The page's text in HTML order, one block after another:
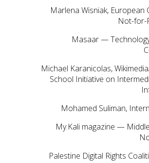
Marlena Wisniak, European
Not-for-
Masaar —
Michael Karanicolas,
School Initiative on
Mohamed Suliman,
My.Kali magazine —
Palestine Digital Rights